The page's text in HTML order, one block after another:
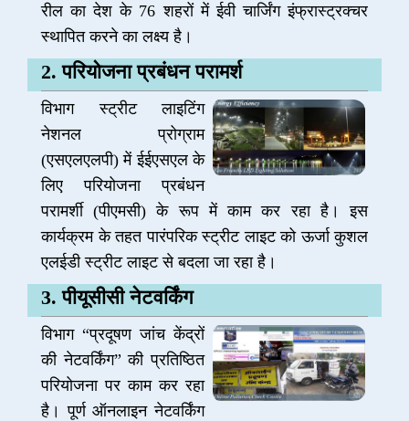
रील का देश के 76 शहरों में ईवी चार्जिंग इंफ्रास्ट्रक्चर
स्थापित करने का लक्ष्य है।
2. परियोजना प्रबंधन परामर्श
विभाग स्ट्रीट लाइटिंग
नेशनल प्रोग्राम
(एसएलएलपी) में ईईएसएल के
लिए परियोजना प्रबंधन
परामर्शी (पीएमसी) के रूप में काम कर रहा है। इस
कार्यक्रम के तहत पारंपरिक स्ट्रीट लाइट को ऊर्जा कुशल
एलईडी स्ट्रीट लाइट से बदला जा रहा है।
3. पीयूसीसी नेटवर्किंग
विभाग “प्रदूषण जांच केंद्रों
की नेटवर्किंग” की प्रतिष्ठित
परियोजना पर काम कर रहा
है। पूर्ण ऑनलाइन नेटवर्किंग